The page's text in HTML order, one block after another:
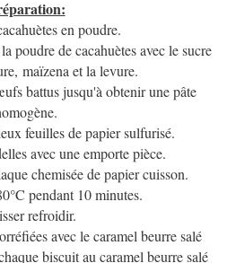
en poudre.
poudre de cacahuètes avec le sucre
maïzena et la levure.
battus jusqu'à obtenir une pâte
feuilles de papier sulfurisé.
avec une emporte pièce.
chemisée de papier cuisson.
pendant 10 minutes.
refroidir.
avec le caramel beurre salé
biscuit au caramel beurre salé